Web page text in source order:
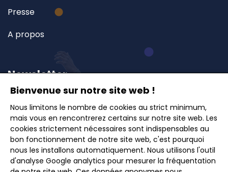
Presse
A propos
Newsletter
Inscrivez-vous à notre newsletter et recevez en
avant-première nos offres exclusives, idées de
voyages et conseils pour des escapades inoubliables.
Bienvenue sur notre site web !
Nous limitons le nombre de cookies au strict minimum,
mais vous en rencontrerez certains sur notre site web. Les
cookies strictement nécessaires sont indispensables au
bon fonctionnement de notre site web, c'est pourquoi
nous les installons automatiquement. Nous utilisons l'outil
d'analyse Google analytics pour mesurer la fréquentation